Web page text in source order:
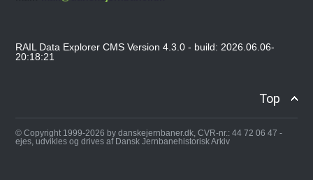
RAIL Data Explorer CMS Version 4.3.0 - build: 2026.06.06-
20:18:21
Top
© Copyright 1999-2026 by danskejernbaner.dk, CVR-nr.: 44 72 06 47 -
ejes, udvikles og drives af Dansk Jernbanehistorisk Arkiv